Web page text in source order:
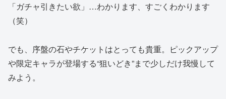
「ガチャ引きたい欲」…わかります、すごくわかります
（笑）
でも、序盤の石やチケットはとっても貴重。ピックアップ
や限定キャラが登場する“狙いどき”まで少しだけ我慢して
みよう。